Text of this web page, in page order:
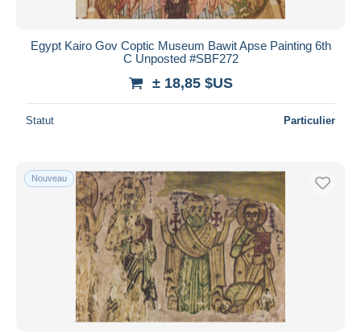
Egypt Kairo Gov Coptic Museum Bawit Apse Painting 6th
C Unposted #SBF272
± 18,85 $US
Statut Particulier
Nouveau